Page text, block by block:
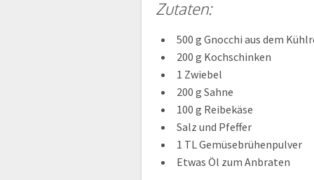
Zutaten:
500 g Gnocchi aus dem
200 g Kochschinken
1 Zwiebel
200 g Sahne
100 g Reibekäse
Salz und Pfeffer
1 TL Gemüsebrühenpulver
Etwas Öl zum Anbraten